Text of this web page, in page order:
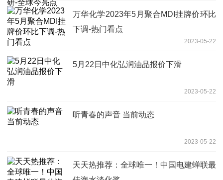
万华化学2023年5月聚合MDI挂牌价环比
下调-热门看点
2023-05-22
5月22日中化弘润油品报价下滑
2023-05-22
听青春的声音 当前动态
2023-05-22
天天热推荐：全球唯一！中国电建蝉联最